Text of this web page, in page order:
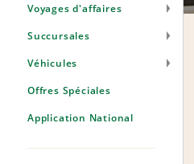
Voyages d'affaires
Succursales
Véhicules
Offres Spéciales
Application National